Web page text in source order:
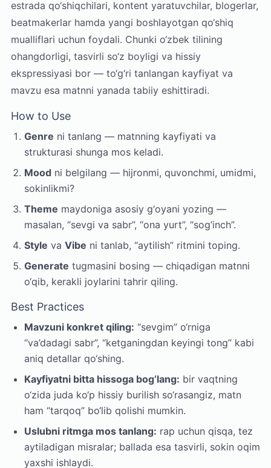
estrada qo‘shiqchilari, kontent yaratuvchilar, blogerlar,
beatmakerlar hamda yangi boshlayotgan qo‘shiq
mualliflari uchun foydali. Chunki o‘zbek tilining
ohangdorligi, tasvirli so‘z boyligi va hissiy
ekspressiyasi bor — to‘g‘ri tanlangan kayfiyat va
mavzu esa matnni yanada tabiiy eshittiradi.
How to Use
Genre ni tanlang — matnning kayfiyati va
strukturasi shunga mos keladi.
Mood ni belgilang — hijronmi, quvonchmi, umidmi,
sokinlikmi?
Theme maydoniga asosiy g‘oyani yozing —
masalan, “sevgi va sabr”, “ona yurt”, “sog‘inch”.
Style va Vibe ni tanlab, “aytilish” ritmini toping.
Generate tugmasini bosing — chiqadigan matnni
o‘qib, kerakli joylarini tahrir qiling.
Best Practices
Mavzuni konkret qiling: “sevgim” o‘rniga
“va’dadagi sabr”, “ketganingdan keyingi tong” kabi
aniq detallar qo‘shing.
Kayfiyatni bitta hissoga bog‘lang: bir vaqtning
o‘zida juda ko‘p hissiy burilish so‘rasangiz, matn
ham “tarqoq” bo‘lib qolishi mumkin.
Uslubni ritmga mos tanlang: rap uchun qisqa, tez
aytiladigan misralar; ballada esa tasvirli, sokin oqim
yaxshi ishlaydi.